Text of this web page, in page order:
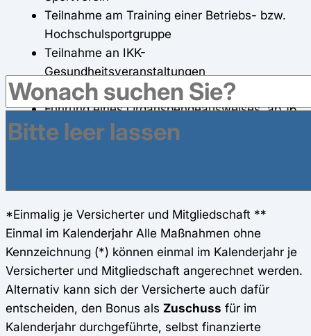
Teilnahme am Training einer Betriebs- bzw.
Hochschulsportgruppe
Teilnahme an IKK-
Gesundheitsveranstaltungen
Teilnahme an einem Erste-Hilfe-Kurs*
Führung eines Organspendeausweises, ab 16
Jahren, oder eines
Knochenmarkspenderausweises, ab 18
*Einmalig je Versicherter und Mitgliedschaft **
Einmal im Kalenderjahr Alle Maßnahmen ohne
Kennzeichnung (*) können einmal im Kalenderjahr je
Versicherter und Mitgliedschaft angerechnet werden.
Alternativ kann sich der Versicherte auch dafür
entscheiden, den Bonus als Zuschuss für im
Kalenderjahr durchgeführte, selbst finanzierte